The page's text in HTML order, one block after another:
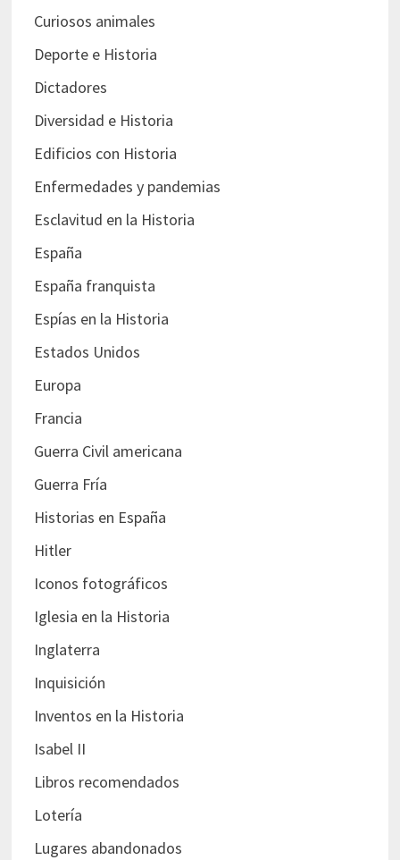
Curiosos animales
Deporte e Historia
Dictadores
Diversidad e Historia
Edificios con Historia
Enfermedades y pandemias
Esclavitud en la Historia
España
España franquista
Espías en la Historia
Estados Unidos
Europa
Francia
Guerra Civil americana
Guerra Fría
Historias en España
Hitler
Iconos fotográficos
Iglesia en la Historia
Inglaterra
Inquisición
Inventos en la Historia
Isabel II
Libros recomendados
Lotería
Lugares abandonados